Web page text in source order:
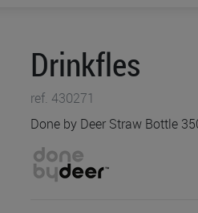
Drinkfles
ref. 430271
Done by Deer Straw Bottle